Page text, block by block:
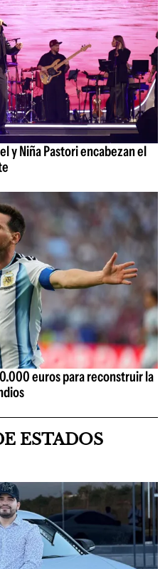
y Niña Pastori encabezan el
euros para reconstruir la
ESTADOS